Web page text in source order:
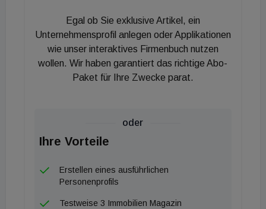
C&A, M&S, Humanic, Tommy Hilfiger, Tiger, Iwant,
Superdry, Replay, Orsay, Gant, s.Oliver, Steilmann
und vielen mehr. Da die CPI Property Group rund 77
Prozent der Aktien an der Immofinanz hält, handelt
es sich bei diesem Ankauf rechtlich um eine
Egal ob Sie exklusive Artikel, ein
Unternehmensprofil anlegen oder Applikationen
wie unser interaktives Firmenbuch nutzen
wollen. Wir haben garantiert das richtige Abo-
Paket für Ihre Zwecke parat.
oder
Ihre Vorteile
Erstellen eines ausführlichen
Personenprofils
Testweise 3 Immobilien Magazin